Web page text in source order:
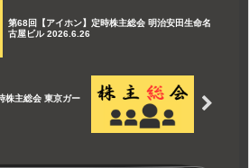
第68回【アイホン】定時株主総会 明治安田生命名
古屋ビル 2026.6.26
株主総会 東京ガー